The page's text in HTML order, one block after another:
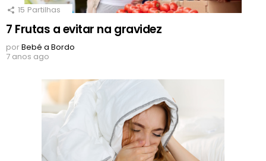
15 Partilhas
7 Frutas a evitar na gravidez
porBebé a Bordo
7 anos ago